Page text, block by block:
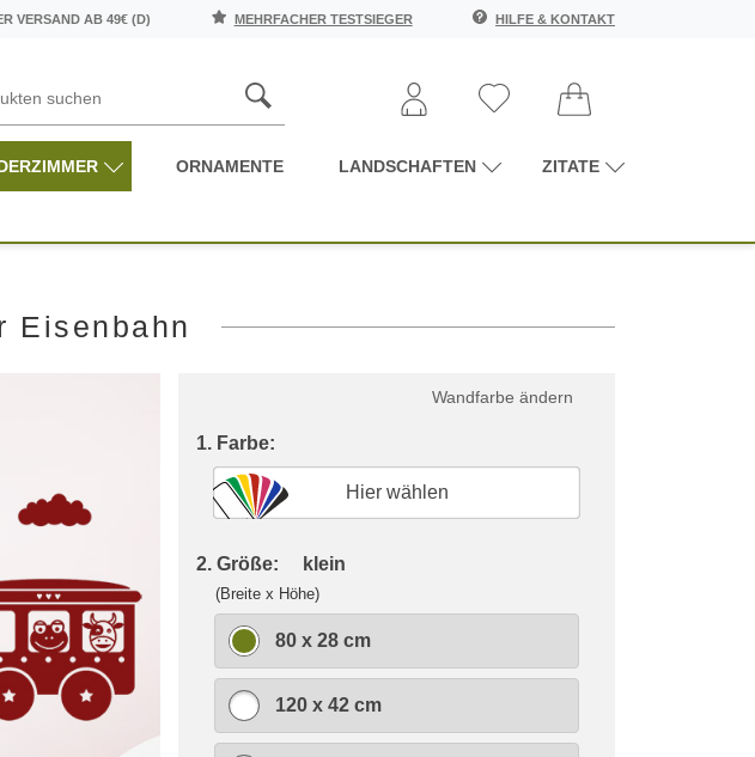
VERSAND AB 49€ (D) MEHRFACHER TESTSIEGER HILFE & KONTAKT
ORNAMENTE LANDSCHAFTEN ZITATE
Eisenbahn
Wandfarbe ändern
1. Farbe:
Hier wählen
2. Größe: klein
(Breite x Höhe)
80 x 28 cm
120 x 42 cm